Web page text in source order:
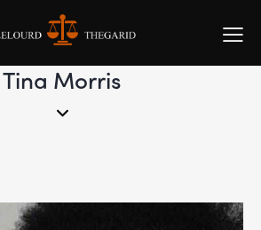
Tina Morris